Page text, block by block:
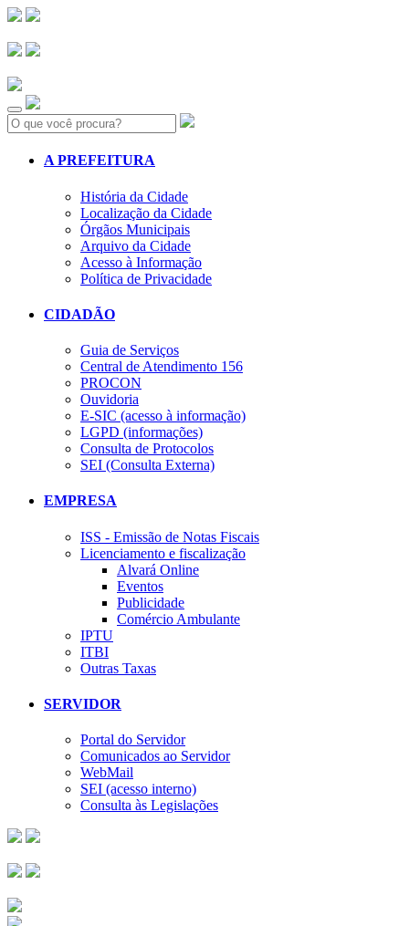
Search:
A PREFEITURA
História da Cidade
Localização da Cidade
Órgãos Municipais
Arquivo da Cidade
Acesso à Informação
Política de Privacidade
CIDADÃO
Guia de Serviços
Central de Atendimento 156
PROCON
Ouvidoria
E-SIC (acesso à informação)
LGPD (informações)
Consulta de Protocolos
SEI (Consulta Externa)
EMPRESA
ISS - Emissão de Notas Fiscais
Licenciamento e fiscalização
Alvará Online
Eventos
Publicidade
Comércio Ambulante
IPTU
ITBI
Outras Taxas
SERVIDOR
Portal do Servidor
Comunicados ao Servidor
WebMail
SEI (acesso interno)
Consulta às Legislações